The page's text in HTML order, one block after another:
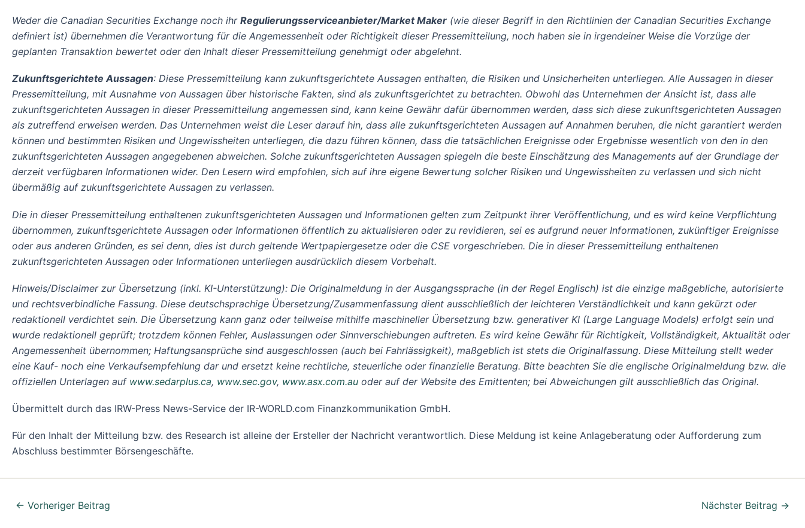
Weder die Canadian Securities Exchange noch ihr Regulierungsserviceanbieter/Market Maker (wie dieser Begriff in den Richtlinien der Canadian Securities Exchange
definiert ist) übernehmen die Verantwortung für die Angemessenheit oder Richtigkeit dieser Pressemitteilung, noch haben sie in irgendeiner Weise die Vorzüge der
geplanten Transaktion bewertet oder den Inhalt dieser Pressemitteilung genehmigt oder abgelehnt.
Zukunftsgerichtete Aussagen: Diese Pressemitteilung kann zukunftsgerichtete Aussagen enthalten, die Risiken und Unsicherheiten unterliegen. Alle Aussagen in dieser
Pressemitteilung, mit Ausnahme von Aussagen über historische Fakten, sind als zukunftsgerichtet zu betrachten. Obwohl das Unternehmen der Ansicht ist, dass alle
zukunftsgerichteten Aussagen in dieser Pressemitteilung angemessen sind, kann keine Gewähr dafür übernommen werden, dass sich diese zukunftsgerichteten Aussagen
als zutreffend erweisen werden. Das Unternehmen weist die Leser darauf hin, dass alle zukunftsgerichteten Aussagen auf Annahmen beruhen, die nicht garantiert werden
können und bestimmten Risiken und Ungewissheiten unterliegen, die dazu führen können, dass die tatsächlichen Ereignisse oder Ergebnisse wesentlich von den in den
zukunftsgerichteten Aussagen angegebenen abweichen. Solche zukunftsgerichteten Aussagen spiegeln die beste Einschätzung des Managements auf der Grundlage der
derzeit verfügbaren Informationen wider. Den Lesern wird empfohlen, sich auf ihre eigene Bewertung solcher Risiken und Ungewissheiten zu verlassen und sich nicht
übermäßig auf zukunftsgerichtete Aussagen zu verlassen.
Die in dieser Pressemitteilung enthaltenen zukunftsgerichteten Aussagen und Informationen gelten zum Zeitpunkt ihrer Veröffentlichung, und es wird keine Verpflichtung
übernommen, zukunftsgerichtete Aussagen oder Informationen öffentlich zu aktualisieren oder zu revidieren, sei es aufgrund neuer Informationen, zukünftiger Ereignisse
oder aus anderen Gründen, es sei denn, dies ist durch geltende Wertpapiergesetze oder die CSE vorgeschrieben. Die in dieser Pressemitteilung enthaltenen
zukunftsgerichteten Aussagen oder Informationen unterliegen ausdrücklich diesem Vorbehalt.
Hinweis/Disclaimer zur Übersetzung (inkl. KI-Unterstützung): Die Originalmeldung in der Ausgangssprache (in der Regel Englisch) ist die einzige maßgebliche, autorisierte
und rechtsverbindliche Fassung. Diese deutschsprachige Übersetzung/Zusammenfassung dient ausschließlich der leichteren Verständlichkeit und kann gekürzt oder
redaktionell verdichtet sein. Die Übersetzung kann ganz oder teilweise mithilfe maschineller Übersetzung bzw. generativer KI (Large Language Models) erfolgt sein und
wurde redaktionell geprüft; trotzdem können Fehler, Auslassungen oder Sinnverschiebungen auftreten. Es wird keine Gewähr für Richtigkeit, Vollständigkeit, Aktualität oder
Angemessenheit übernommen; Haftungsansprüche sind ausgeschlossen (auch bei Fahrlässigkeit), maßgeblich ist stets die Originalfassung. Diese Mitteilung stellt weder
eine Kauf- noch eine Verkaufsempfehlung dar und ersetzt keine rechtliche, steuerliche oder finanzielle Beratung. Bitte beachten Sie die englische Originalmeldung bzw. die
offiziellen Unterlagen auf www.sedarplus.ca, www.sec.gov, www.asx.com.au oder auf der Website des Emittenten; bei Abweichungen gilt ausschließlich das Original.
Übermittelt durch das IRW-Press News-Service der IR-WORLD.com Finanzkommunikation GmbH.
Für den Inhalt der Mitteilung bzw. des Research ist alleine der Ersteller der Nachricht verantwortlich. Diese Meldung ist keine Anlageberatung oder Aufforderung zum
Abschluss bestimmter Börsengeschäfte.
← Vorheriger Beitrag Nächster Beitrag →